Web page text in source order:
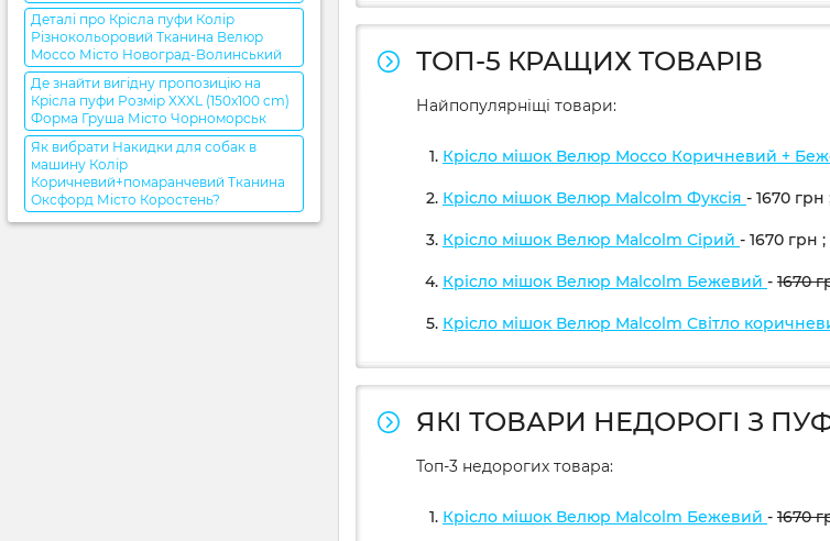
Деталі про Крісла пуфи Колір
Різнокольоровий Тканина Велюр
Mocco Місто Новоград-Волинський
Де знайти вигідну пропозицію на
Крісла пуфи Розмір XXXL (150x100 cm)
Форма Груша Місто Чорноморськ
Як вибрати Накидки для собак в
машину Колір
Коричневий+помаранчевий Тканина
Оксфорд Місто Коростень?
ТОП-5 КРАЩИХ ТОВАРІВ
Найпопулярніщі товари:
Крісло мішок Велюр Mocco Коричневий +
Крісло мішок Велюр Malcolm Фуксія - 1670 грн
Крісло мішок Велюр Malcolm Сірий - 1670 грн ;
Крісло мішок Велюр Malcolm Бежевий - 1670
Крісло мішок Велюр Malcolm Світло
ЯКІ ТОВАРИ НЕДОРОГІ З
Топ-3 недорогих товара:
Крісло мішок Велюр Malcolm Бежевий - 1670